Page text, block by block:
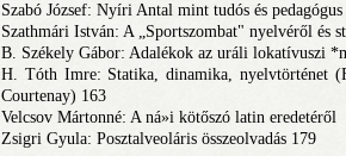
Szabó József: Nyíri Antal mint tudós és
Szathmári István: A „Sportszombat" nyelvéről és
B. Székely Gábor: Adalékok az uráli lokatívuszi
H. Tóth Imre: Statika, dinamika, nyelvtörténet
Courtenay) 163
Velcsov Mártonné: A ná»i kötőszó latin eredetéről
Zsigri Gyula: Posztalveoláris összeolvadás 179